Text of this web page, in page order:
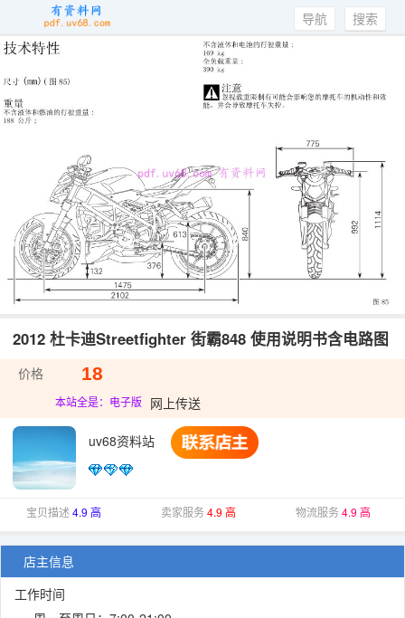
搜索
导航
2012 杜卡迪Streetfighter 街霸848 使用说明书含电路图
价格 18
本站全是：电子版 网上传送
uv68资料站
宝贝描述 4.9 高 卖家服务4.9 高 物流服务4.9 高
店主信息
工作时间